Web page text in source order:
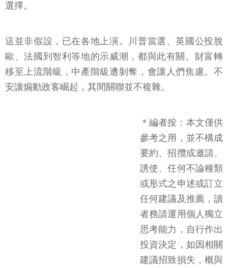
選擇。
這並非假設，已在各地上演。川普當選、英國公投脫
歐、法國到智利等地的示威潮，都與此有關。財富轉
移至上流階級，中產階級遭剝奪，會讓人們焦慮。不
安讓煽動政客崛起，其間關聯並不複雜。
＊編者按：本文僅供
參考之用，並不構成
要約、招攬或邀請、
誘使、任何不論種類
或形式之申述或訂立
任何建議及推薦，讀
者務請運用個人獨立
思考能力，自行作出
投資決定，如因相關
建議招致損失，概與